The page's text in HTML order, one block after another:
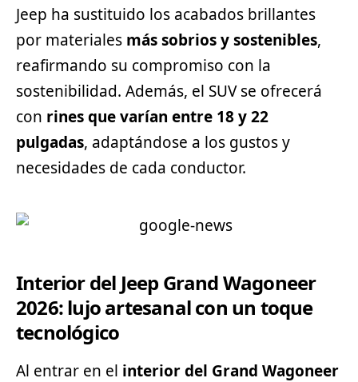
Jeep ha sustituido los acabados brillantes
por materiales más sobrios y sostenibles,
reafirmando su compromiso con la
sostenibilidad. Además, el SUV se ofrecerá
con rines que varían entre 18 y 22
pulgadas, adaptándose a los gustos y
necesidades de cada conductor.
Interior del Jeep Grand Wagoneer
2026: lujo artesanal con un toque
tecnológico
Al entrar en el interior del Grand Wagoneer